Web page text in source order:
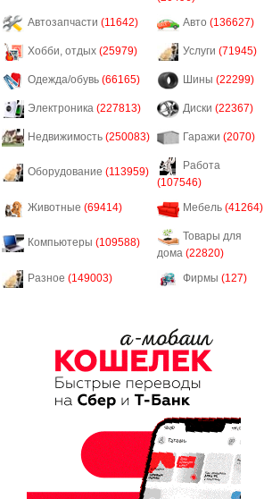
Автозапчасти (11642) Авто (136627)
Хобби, отдых (25979) Услуги (71945)
Одежда/обувь (66165) Шины (22299)
Электроника (227813) Диски (22367)
Недвижимость (250083) Гаражи (2070)
Оборудование (113959)
Работа
(107546)
Животные (69414) Мебель (41264)
Компьютеры (109588)
Товары для
дома (22820)
Разное (149003) Фирмы (127)